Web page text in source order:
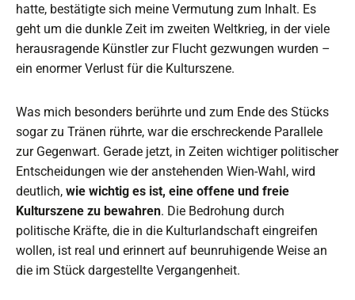
hatte, bestätigte sich meine Vermutung zum Inhalt. Es
geht um die dunkle Zeit im zweiten Weltkrieg, in der viele
herausragende Künstler zur Flucht gezwungen wurden –
ein enormer Verlust für die Kulturszene.
Was mich besonders berührte und zum Ende des Stücks
sogar zu Tränen rührte, war die erschreckende Parallele
zur Gegenwart. Gerade jetzt, in Zeiten wichtiger politischer
Entscheidungen wie der anstehenden Wien-Wahl, wird
deutlich, wie wichtig es ist, eine offene und freie
Kulturszene zu bewahren. Die Bedrohung durch
politische Kräfte, die in die Kulturlandschaft eingreifen
wollen, ist real und erinnert auf beunruhigende Weise an
die im Stück dargestellte Vergangenheit.